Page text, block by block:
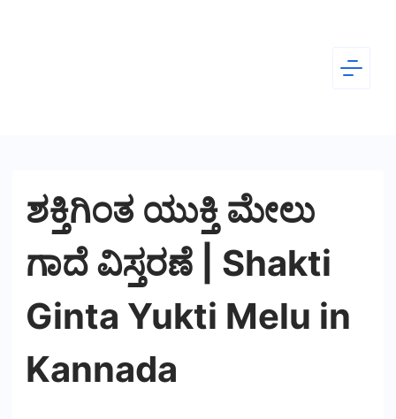
Kannada
ಶಕ್ತಿಗಿಂತ ಯುಕ್ತಿ ಮೇಲು
ಗಾದೆ ವಿಸ್ತರಣೆ | Shakti
Ginta Yukti Melu in
Kannada